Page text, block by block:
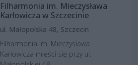
Filharmonia im. Mieczysława
Karłowicza w Szczecinie
ul. Małopolska 48, Szczecin
Filharmonia im. Mieczysława
Karłowicza mieści się przy ul.